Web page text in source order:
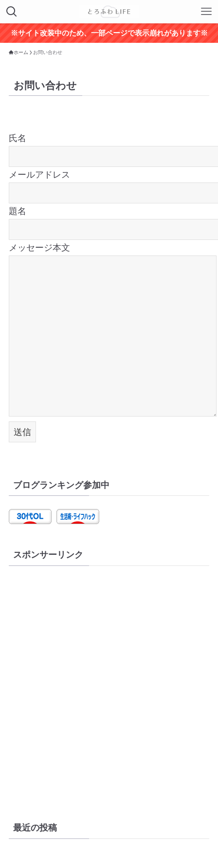
※サイト改装中のため、一部ページで表示崩れがあります※
ホーム お問い合わせ
お問い合わせ
氏名
メールアドレス
題名
メッセージ本文
ブログランキング参加中
スポンサーリンク
最近の投稿